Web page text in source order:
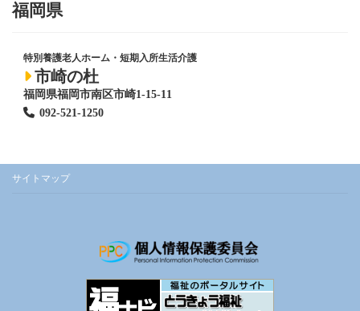
福岡県
特別養護老人ホーム ・短期入所生活介護
市崎の杜
福岡県福岡市南区市崎1-15-11
092-521-1250
サイトマップ